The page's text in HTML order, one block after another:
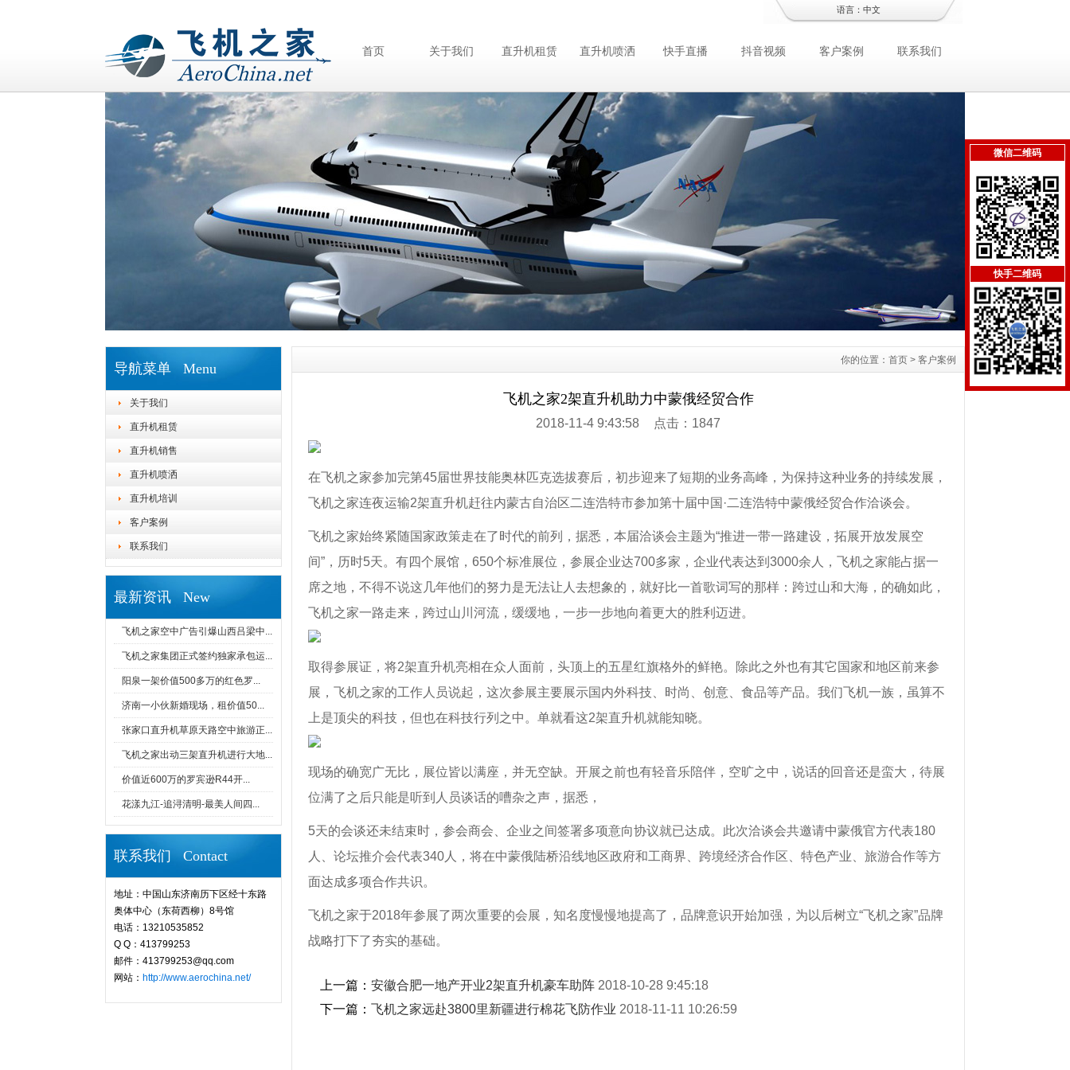
语言： 中文
首页 关于我们 直升机租赁 直升机喷洒 快手直播 抖音视频 客户案例 联系我们
导航菜单 Menu
关于我们
直升机租赁
直升机销售
直升机喷洒
直升机培训
客户案例
联系我们
最新资讯 New
飞机之家空中广告引爆山西吕梁中...
飞机之家集团正式签约独家承包运...
阳泉一架价值500多万的红色罗...
济南一小伙新婚现场，租价值50...
张家口直升机草原天路空中旅游正...
飞机之家出动三架直升机进行大地...
价值近600万的罗宾逊R44开...
花漾九江-追浔清明-最美人间四...
联系我们 Contact
地址：中国山东济南历下区经十东路
奥体中心（东荷西柳）8号馆
电话：13210535852
Q Q：413799253
邮件：413799253@qq.com
网站： http://www.aerochina.net/
你的位置： 首页 > 客户案例
飞机之家2架直升机助力中蒙俄经贸合作
2018-11-4 9:43:58 点击：1847
在飞机之家参加完第45届世界技能奥林匹克选拔赛后，初步迎来了短期的业务高峰，为保持这种业务的持续发展，
飞机之家连夜运输2架直升机赶往内蒙古自治区二连浩特市参加第十届中国·二连浩特中蒙俄经贸合作洽谈会。
飞机之家始终紧随国家政策走在了时代的前列，据悉，本届洽谈会主题为“推进一带一路建设，拓展开放发展空
间”，历时5天。有四个展馆，650个标准展位，参展企业达700多家，企业代表达到3000余人，飞机之家能占据一
席之地，不得不说这几年他们的努力是无法让人去想象的，就好比一首歌词写的那样：跨过山和大海，的确如此，
飞机之家一路走来，跨过山川河流，缓缓地，一步一步地向着更大的胜利迈进。
取得参展证，将2架直升机亮相在众人面前，头顶上的五星红旗格外的鲜艳。除此之外也有其它国家和地区前来参
展，飞机之家的工作人员说起，这次参展主要展示国内外科技、时尚、创意、食品等产品。我们飞机一族，虽算不
上是顶尖的科技，但也在科技行列之中。单就看这2架直升机就能知晓。
现场的确宽广无比，展位皆以满座，并无空缺。开展之前也有轻音乐陪伴，空旷之中，说话的回音还是蛮大，待展
位满了之后只能是听到人员谈话的嘈杂之声，据悉，
5天的会谈还未结束时，参会商会、企业之间签署多项意向协议就已达成。此次洽谈会共邀请中蒙俄官方代表180
人、论坛推介会代表340人，将在中蒙俄陆桥沿线地区政府和工商界、跨境经济合作区、特色产业、旅游合作等方
面达成多项合作共识。
飞机之家于2018年参展了两次重要的会展，知名度慢慢地提高了，品牌意识开始加强，为以后树立“飞机之家”品牌
战略打下了夯实的基础。
上一篇： 安徽合肥一地产开业2架直升机豪车助阵 2018-10-28 9:45:18
下一篇： 飞机之家远赴3800里新疆进行棉花飞防作业 2018-11-11 10:26:59
微信二维码
快手二维码